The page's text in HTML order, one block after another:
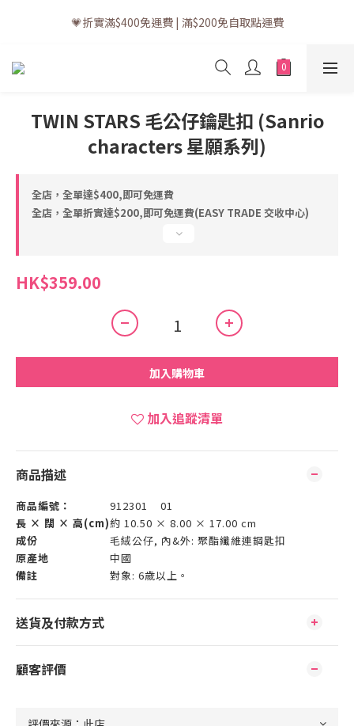
💗訂單一般送貨時間為3至5個工作天 (星期六、日及公眾假期並非
工作天)
💗折實滿$400免運費 | 滿$200免自取點運費
💗立即下載全新會員APP享有專屬會員禮遇
工作天)
TWIN STARS 毛公仔鑰匙扣 (Sanrio
characters 星願系列)
全店，全單達$400,即可免運費
全店，全單折實達$200,即可免運費(EASY TRADE 交收中心)
HK$359.00
加入購物車
加入追蹤清單
商品描述
商品編號：
912301 01
長 × 闊 × 高(cm)約 10.50 × 8.00 × 17.00 cm
成份
毛絨公仔, 內&外: 聚酯纖維連鋼匙扣
原產地
中國
備註
對象: 6歲以上。
送貨及付款方式
顧客評價